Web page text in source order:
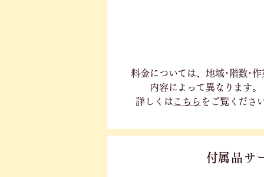
料金については、地域･階数･作
内容に よって異なります。
詳しくはこちら をご覧くださ
付属品サ